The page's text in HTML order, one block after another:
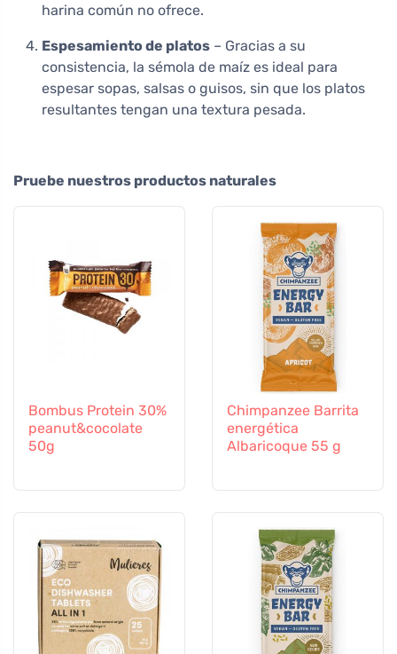
harina común no ofrece.
Espesamiento de platos – Gracias a su
consistencia, la sémola de maíz es ideal para
espesar sopas, salsas o guisos, sin que los platos
resultantes tengan una textura pesada.
Pruebe nuestros productos naturales
Bombus Protein 30%
peanut&cocolate
50g
Chimpanzee Barrita
energética
Albaricoque 55 g